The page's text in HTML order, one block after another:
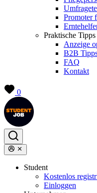
Promoter
Praktische
Anzeige
B2B
FAQ
Kontakt
0
Student
Kostenlos
Einloggen